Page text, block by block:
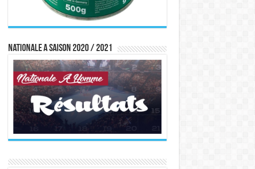
Nationale A saison 2020 / 2021